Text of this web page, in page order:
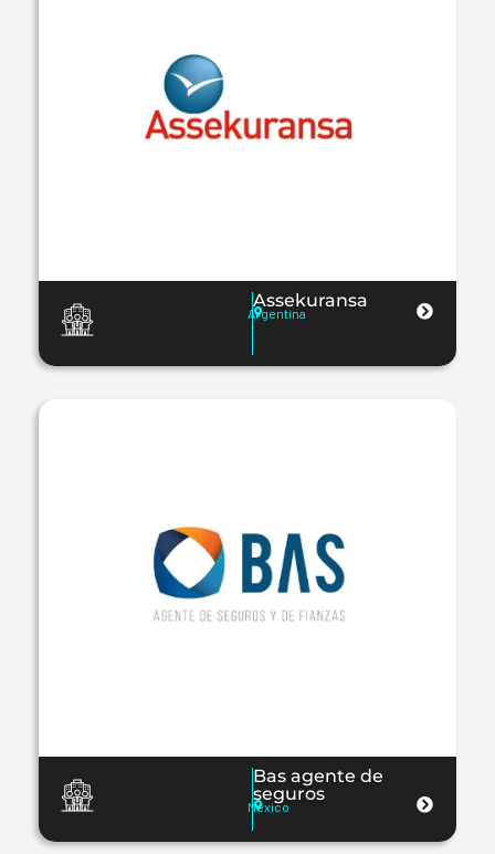
Assekuransa
Argentina
Bas agente de
seguros
Mexico